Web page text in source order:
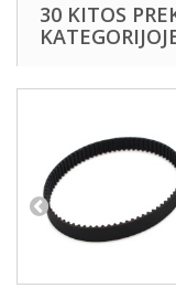
30 KITOS